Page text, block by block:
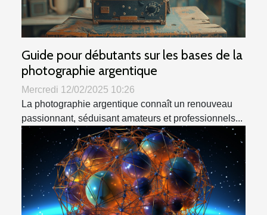
Guide pour débutants sur les bases de la
photographie argentique
Mercredi 12/02/2025 10:26
La photographie argentique connaît un renouveau
passionnant, séduisant amateurs et professionnels...